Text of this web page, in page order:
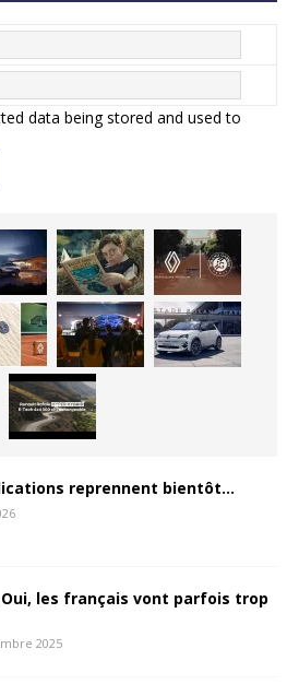
data being stored and used to
reprennent bientôt…
Oui, les français vont parfois trop
2025